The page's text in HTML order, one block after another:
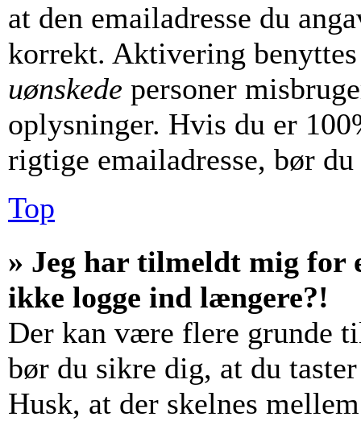
at den emailadresse du
korrekt. Aktivering
uønskede personer
oplysninger. Hvis du er
rigtige emailadresse, bør
Top
» Jeg har tilmeldt mig for
ikke logge ind længere?!
Der kan være flere grunde
bør du sikre dig, at du
Husk, at der skelnes